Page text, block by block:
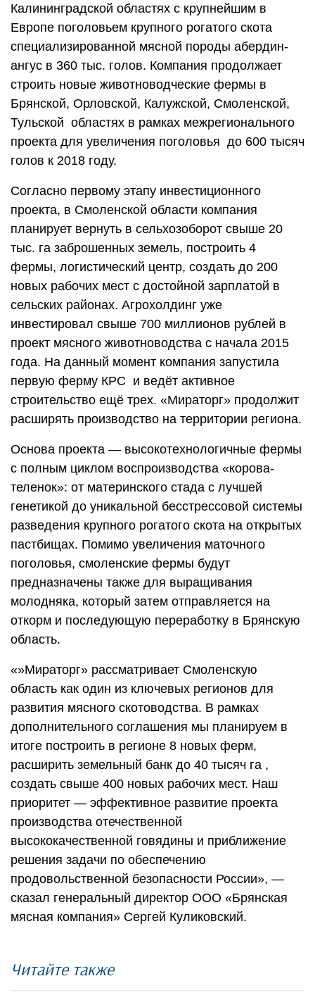
Калининградской областях с крупнейшим в
Европе поголовьем крупного рогатого скота
специализированной мясной породы абердин-
ангус в 360 тыс. голов. Компания продолжает
строить новые животноводческие фермы в
Брянской, Орловской, Калужской, Смоленской,
Тульской областях в рамках межрегионального
проекта для увеличения поголовья до 600 тысяч
голов к 2018 году.
Согласно первому этапу инвестиционного
проекта, в Смоленской области компания
планирует вернуть в сельхозоборот свыше 20
тыс. га заброшенных земель, построить 4
фермы, логистический центр, создать до 200
новых рабочих мест c достойной зарплатой в
сельских районах. Агрохолдинг уже
инвестировал свыше 700 миллионов рублей в
проект мясного животноводства с начала 2015
года. На данный момент компания запустила
первую ферму КРС и ведёт активное
строительство ещё трех. «Мираторг» продолжит
расширять производство на территории региона.
Основа проекта — высокотехнологичные фермы
с полным циклом воспроизводства «корова-
теленок»: от материнского стада с лучшей
генетикой до уникальной бесстрессовой системы
разведения крупного рогатого скота на открытых
пастбищах. Помимо увеличения маточного
поголовья, смоленские фермы будут
предназначены также для выращивания
молодняка, который затем отправляется на
откорм и последующую переработку в Брянскую
область.
«»Мираторг» рассматривает Смоленскую
область как один из ключевых регионов для
развития мясного скотоводства. В рамках
дополнительного соглашения мы планируем в
итоге построить в регионе 8 новых ферм,
расширить земельный банк до 40 тысяч га ,
создать свыше 400 новых рабочих мест. Наш
приоритет — эффективное развитие проекта
производства отечественной
высококачественной говядины и приближение
решения задачи по обеспечению
продовольственной безопасности России», —
сказал генеральный директор ООО «Брянская
мясная компания» Сергей Куликовский.
Читайте также